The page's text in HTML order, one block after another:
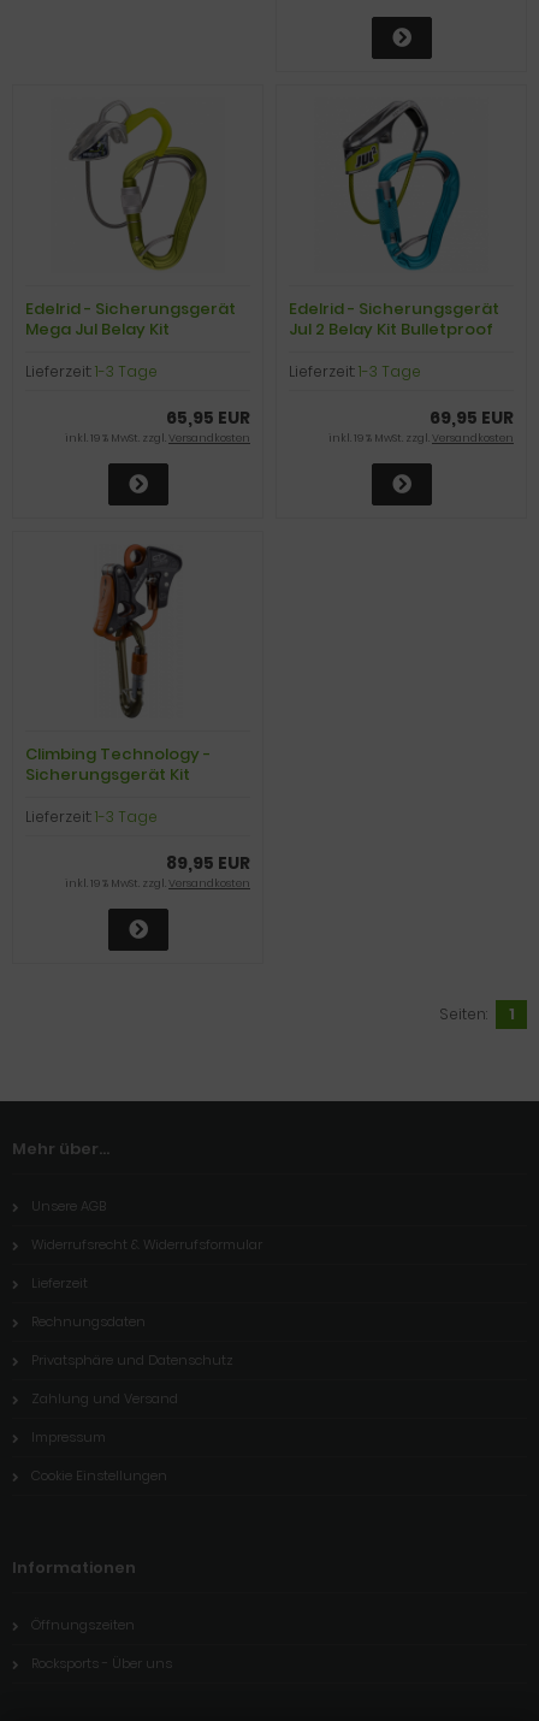
Edelrid - Sicherungsgerät
Mega Jul Belay Kit
Lieferzeit:1-3 Tage
65,95 EUR
inkl. 19 % MwSt. zzgl.Versandkosten
Edelrid - Sicherungsgerät
Jul 2 Belay Kit Bulletproof
Lieferzeit:1-3 Tage
69,95 EUR
inkl. 19 % MwSt. zzgl.Versandkosten
Climbing Technology -
Sicherungsgerät Kit
Concept
Lieferzeit:1-3 Tage
89,95 EUR
inkl. 19 % MwSt. zzgl.Versandkosten
Seiten: 1
Mehr über...
Unsere AGB
Widerrufsrecht & Widerrufsformular
Lieferzeit
Rechnungsdaten
Privatsphäre und Datenschutz
Zahlung und Versand
Impressum
Cookie Einstellungen
Informationen
Öffnungszeiten
Rocksports - Über uns